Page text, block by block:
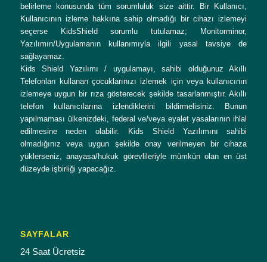
belirleme konusunda tüm sorumluluk size aittir. Bir Kullanıcı,
Kullanıcının izleme hakkına sahip olmadığı bir cihazı izlemeyi
seçerse KidsShield sorumlu tutulamaz; Monitorminor,
Yazılımın/Uygulamanın kullanımıyla ilgili yasal tavsiye de
sağlayamaz.
Kids Shield Yazılımı / uygulamayı, sahibi olduğunuz Akıllı
Telefonları kullanan çocuklarınızı izlemek için veya kullanıcının
izlemeye uygun bir rıza gösterecek şekilde tasarlanmıştır. Akıllı
telefon kullanıcılarına izlendiklerini bildirmelisiniz. Bunun
yapılmaması ülkenizdeki, federal ve/veya eyalet yasalarının ihlal
edilmesine neden olabilir. Kids Shield Yazılımını sahibi
olmadığınız veya uygun şekilde onay verilmeyen bir cihaza
yüklerseniz, anayasa/hukuk görevlileriyle mümkün olan en üst
düzeyde işbirliği yapacağız.
SAYFALAR
24 Saat Ücretsiz